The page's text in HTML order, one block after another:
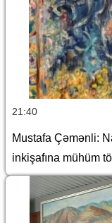
21:40
Mustafa Çəmənli:
inkişafına mühüm